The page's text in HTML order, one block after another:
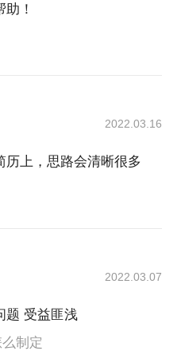
！
2022.03.16
上，思路会清晰很多
2022.03.07
题 受益匪浅
制定